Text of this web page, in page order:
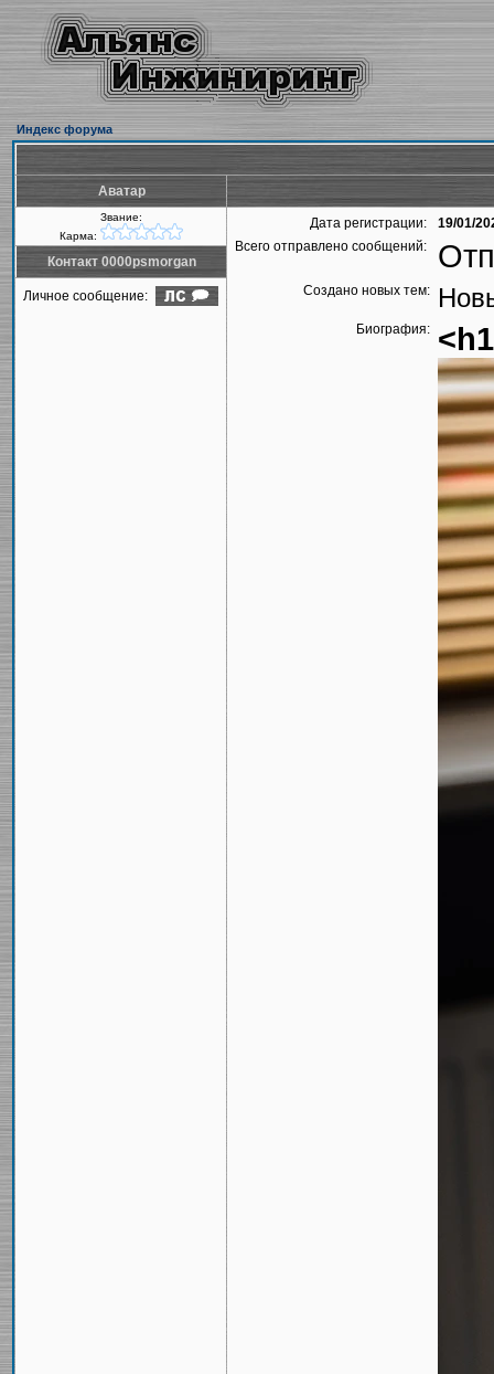
Индекс форума
Аватар
Звание:
Карма:
Дата регистрации:
19/01/
Всего отправлено сообщений:
Создано новых тем:
Биография:
Контакт 0000psmorgan
Личное сообщение: